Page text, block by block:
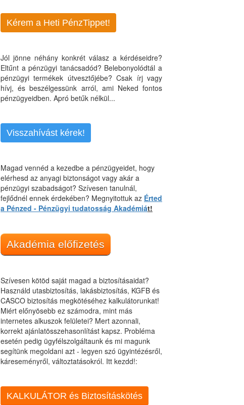
Kérem a Heti PénzTippet!
Jól jönne néhány konkrét válasz a kérdéseidre?
Eltűnt a pénzügyi tanácsadód? Belebonyolódtál a
pénzügyi termékek útvesztőjébe? Csak írj vagy
hívj, és beszélgessünk arról, ami Neked fontos
pénzügyeidben. Apró betűk nélkül...
Visszahívást kérek!
Magad vennéd a kezedbe a pénzügyeidet, hogy
elérhesd az anyagi biztonságot vagy akár a
pénzügyi szabadságot? Szívesen tanulnál,
fejlődnél ennek érdekében? Megnyitottuk az Érted
a Pénzed - Pénzügyi tudatosság Akadémiát!
Akadémia előfizetés
Szívesen kötöd saját magad a biztosításaidat?
Használd utasbiztosítás, lakásbiztosítás, KGFB és
CASCO biztosítás megkötéséhez kalkulátorunkat!
Miért előnyösebb ez számodra, mint más
internetes alkuszok felületei? Mert azonnali,
korrekt ajánlatösszehasonlítást kapsz. Probléma
esetén pedig ügyfélszolgáltaunk és mi magunk
segítünk megoldani azt - legyen szó ügyintézésről,
káreseményről, változtatásokról. Itt kezdd!:
KALKULÁTOR és Biztosításkötés